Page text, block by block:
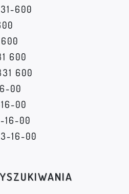
600
600
600
00
00
16-00
16-00